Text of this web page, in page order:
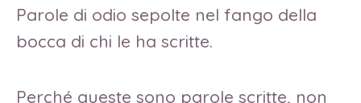
Parole di odio sepolte nel fango della
bocca di chi le ha scritte.
Perché queste sono parole scritte, non